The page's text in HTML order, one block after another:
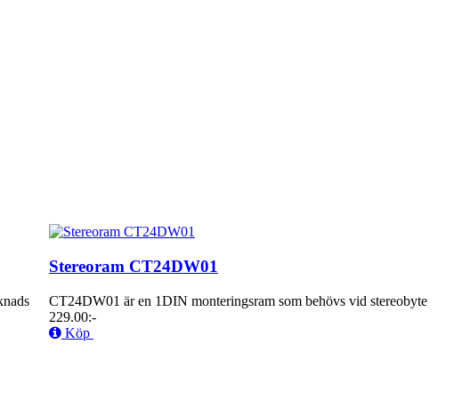
Stereoram CT24DW01
CT24DW01 är en 1DIN monteringsram som behövs vid stereobyte
229.00:-
Köp